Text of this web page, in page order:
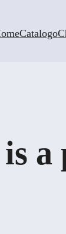
Catalogo
a